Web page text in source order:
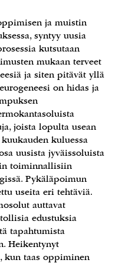
ja muistin
syntyy uusia
kutsutaan
mukaan terveet
ja siten pitävät yllä
on hidas ja
joista lopulta usean
kuluessa
uusista jyväissoluista
toiminnallisiin
Pykäläpoimun
useita eri tehtäviä.
auttavat
edustuksia
tapahtumista
Heikentynyt
kun taas oppiminen